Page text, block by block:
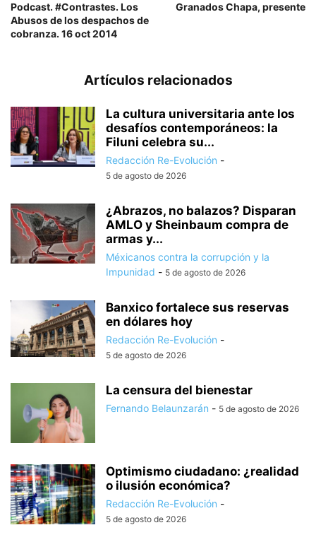
Podcast. #Contrastes. Los
Abusos de los despachos de
cobranza. 16 oct 2014
Granados Chapa, presente
Artículos relacionados
La cultura universitaria ante los
desafíos contemporáneos: la
Filuni celebra su...
Redacción Re-Evolución -
5 de agosto de 2026
¿Abrazos, no balazos? Disparan
AMLO y Sheinbaum compra de
armas y...
Méxicanos contra la corrupción y la
Impunidad - 5 de agosto de 2026
Banxico fortalece sus reservas
en dólares hoy
Redacción Re-Evolución -
5 de agosto de 2026
La censura del bienestar
Fernando Belaunzarán - 5 de agosto de 2026
Optimismo ciudadano: ¿realidad
o ilusión económica?
Redacción Re-Evolución -
5 de agosto de 2026